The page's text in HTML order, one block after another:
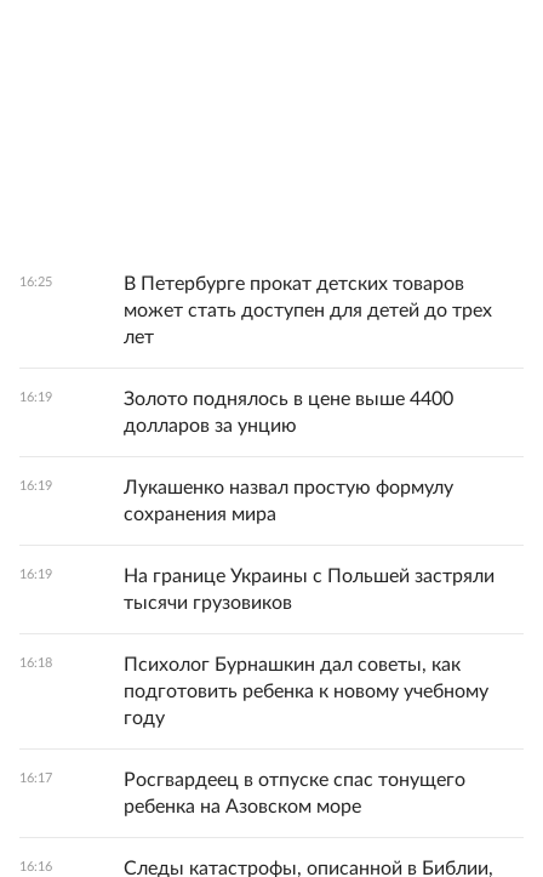
16:25
В Петербурге прокат детских товаров
может стать доступен для детей до трех
лет
16:19
Золото поднялось в цене выше 4400
долларов за унцию
16:19
Лукашенко назвал простую формулу
сохранения мира
16:19
На границе Украины с Польшей застряли
тысячи грузовиков
16:18
Психолог Бурнашкин дал советы, как
подготовить ребенка к новому учебному
году
16:17
Росгвардеец в отпуске спас тонущего
ребенка на Азовском море
16:16
Следы катастрофы, описанной в Библии,